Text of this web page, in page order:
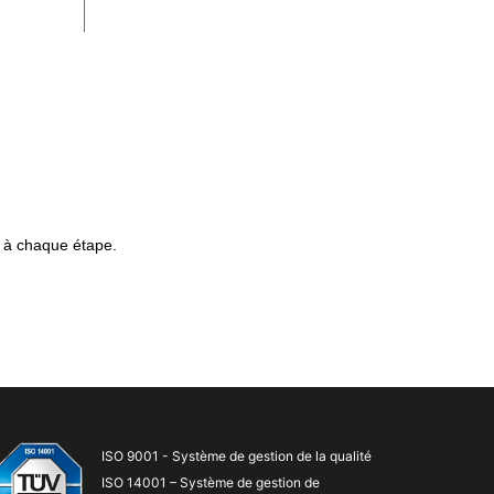
chaque étape.
ISO 9001 - Système de gestion de la qualité
ISO 14001 – Système de gestion de